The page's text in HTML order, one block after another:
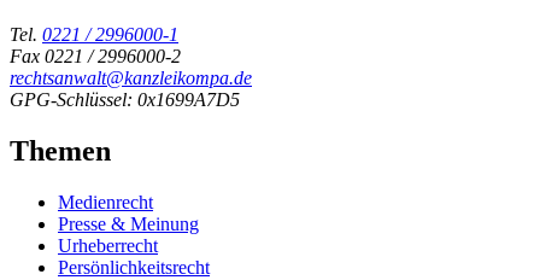
Tel. 0221 / 2996000-1
Fax 0221 / 2996000-2
rechtsanwalt@kanzleikompa.de
GPG-Schlüssel: 0x1699A7D5
Themen
Medienrecht
Presse & Meinung
Urheberrecht
Persönlichkeitsrecht